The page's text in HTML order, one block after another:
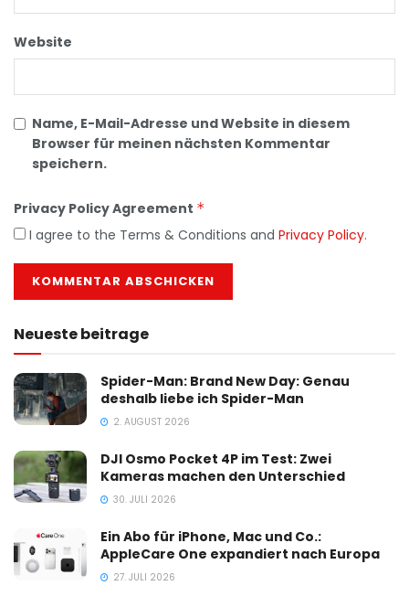
Website
Name, E-Mail-Adresse und Website in diesem
Browser für meinen nächsten Kommentar
speichern.
Privacy Policy Agreement *
I agree to the Terms & Conditions and Privacy Policy.
Neueste beitrage
Spider-Man: Brand New Day: Genau
deshalb liebe ich Spider-Man
2. AUGUST 2026
DJI Osmo Pocket 4P im Test: Zwei
Kameras machen den Unterschied
30. JULI 2026
Ein Abo für iPhone, Mac und Co.:
AppleCare One expandiert nach Europa
27. JULI 2026